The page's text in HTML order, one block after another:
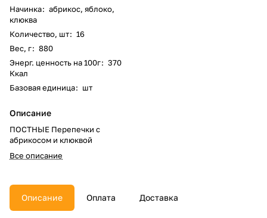
Начинка: абрикос, яблоко,
клюква
Количество, шт: 16
Вес, г: 880
Энерг. ценность на 100г: 370
Ккал
Базовая единица: шт
Описание
ПОСТНЫЕ Перепечки с
абрикосом и клюквой
Все описание
Описание Оплата Доставка